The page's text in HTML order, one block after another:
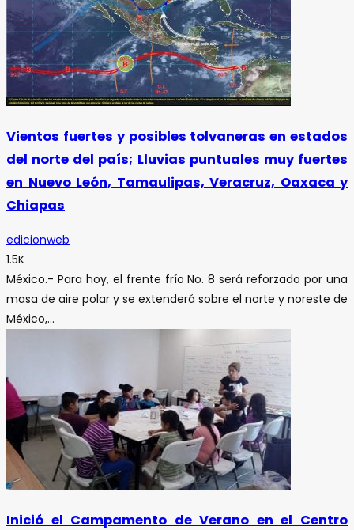
Vientos fuertes y posibles tolvaneras en estados
del norte del país; Lluvias puntuales muy fuertes
en Nuevo León, Tamaulipas, Veracruz, Oaxaca y
Chiapas
edicionweb
1.5K
México.- Para hoy, el frente frío No. 8 será reforzado por una
masa de aire polar y se extenderá sobre el norte y noreste de
México,...
Inició el Campamento de Verano en el Centro